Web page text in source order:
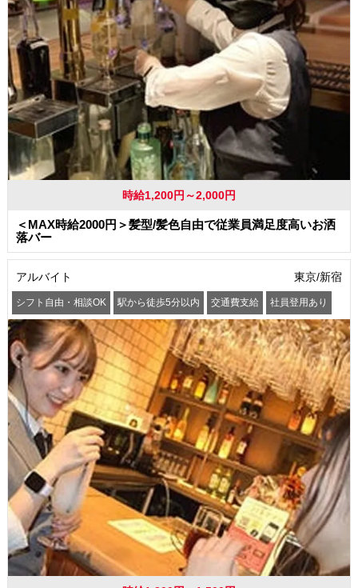
時給1,200円～2,000円
＜MAX時給2000円＞髪型/髪色自由で従業員満足度高いお洒
落バー
アルバイト 東京/新宿
シフト自由・相談OK 駅から徒歩5分以内 交通費支給 社員登用あり